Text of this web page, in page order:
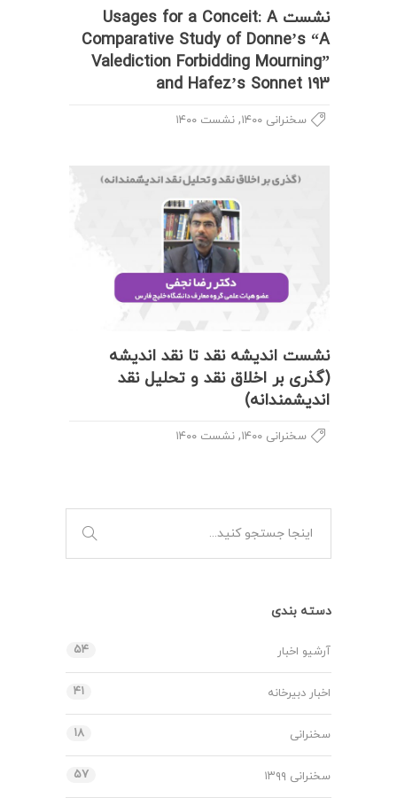
نشست Usages for a Conceit: A
Comparative Study of Donne’s “A
Valediction Forbidding Mourning”
and Hafez’s Sonnet 193
سخنرانی ۱۴۰۰ , نشست ۱۴۰۰
نشست اندیشه نقد تا نقد اندیشه
(گذری بر اخلاق نقد و تحلیل نقد
اندیشمندانه)
سخنرانی ۱۴۰۰ , نشست ۱۴۰۰
دسته بندی
آرشیو اخبار ۵۴
اخبار دبیرخانه ۴۱
سخنرانی ۱۸
سخنرانی ۱۳۹۹ ۵۷